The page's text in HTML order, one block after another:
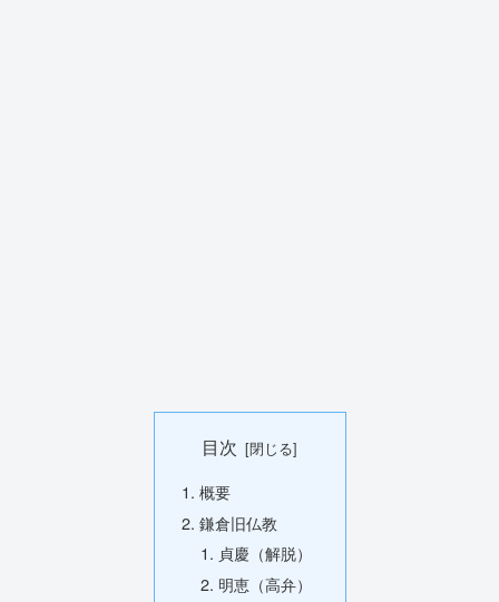
目次
概要
鎌倉旧仏教
貞慶（解脱）
明恵（高弁）